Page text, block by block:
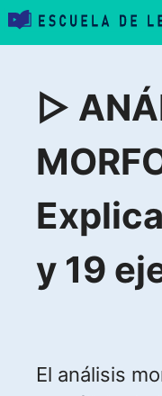
Saltar
contenido
▷
y 19
El análisis